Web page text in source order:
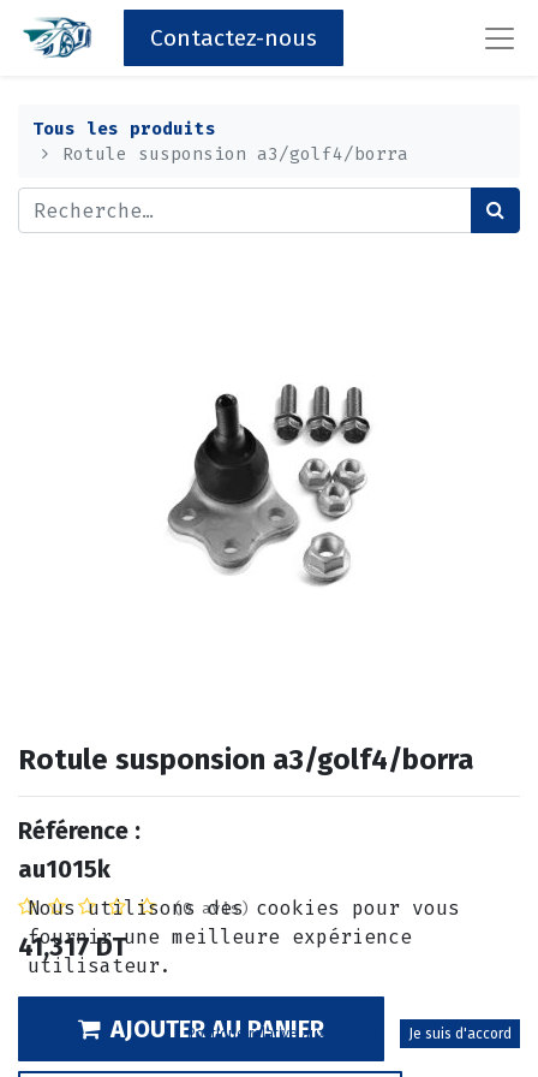
Contactez-nous
Tous les produits
Rotule susponsion a3/golf4/borra
Rotule susponsion a3/golf4/borra
Référence :
au1015k
(0 avis)
41,317DT
AJOUTER AU PANIER
Nous utilisons des cookies pour vous
fournir une meilleure expérience
utilisateur.
Politique relative aux cookies Je suis d'accord